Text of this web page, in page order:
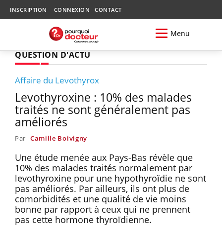
INSCRIPTION CONNEXION CONTACT
Menu
QUESTION D'ACTU
Affaire du Levothyrox
Levothyroxine : 10% des malades
traités ne sont généralement pas
améliorés
Par Camille Boivigny
Une étude menée aux Pays-Bas révèle que
10% des malades traités normalement par
levothyroxine pour une hypothyroïdie ne sont
pas améliorés. Par ailleurs, ils ont plus de
comorbidités et une qualité de vie moins
bonne par rapport à ceux qui ne prennent
pas cette hormone thyroïdienne.